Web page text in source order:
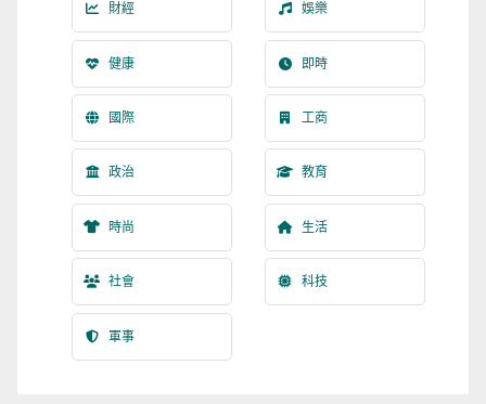
財經 娛樂
健康 即時
國際 工商
政治 教育
時尚 生活
社會 科技
軍事